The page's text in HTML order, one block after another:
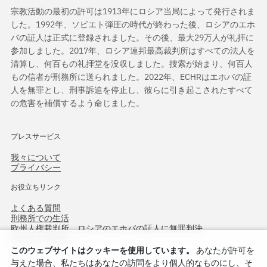
宗教活動の最初の許可は1913年にロシア当局によって発行されま
した。1992年、ソビエト弾圧の時代が終わった後、ロシアのエホ
バの証人は正式に登録されました。その後、最大29万人が礼拝に
参加しました。2017年、ロシア連邦最高裁判所はすべての法人を
清算し、何百もの礼拝堂を没収しました。捜索が始まり、何百人
もの信者が刑務所に送られました。2022年、ECHRはエホバの証
人を無罪とし、刑事訴追を停止し、彼らに引き起こされたすべて
の危害を補償するよう命じました。
プレスサービス
我々について
プライバシー
お役立ちリンク
よくある質問
刑務所での生活
欧州人権裁判所、ロシアのエホバの証人に無罪判決
このウェブサイトはクッキーを使用しています。
あなたが許可を
与えた場合、私たちはあなたの訪問をより個人的なものにし、そ